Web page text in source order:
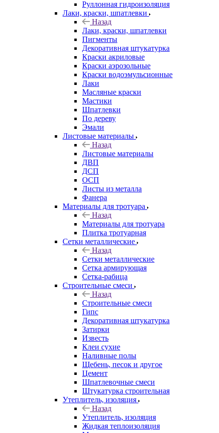
Руллонная гидроизоляция
Лаки, краски, шпатлевки
Назад
Лаки, краски, шпатлевки
Пигменты
Декоративная штукатурка
Краски акриловые
Краски аэрозольные
Краски водоэмульсионные
Лаки
Масляные краски
Мастики
Шпатлевки
По дереву
Эмали
Листовые материалы
Назад
Листовые материалы
ДВП
ДСП
ОСП
Листы из металла
Фанера
Материалы для тротуара
Назад
Материалы для тротуара
Плитка тротуарная
Сетки металлические
Назад
Сетки металлические
Сетка армирующая
Сетка-рабица
Строительные смеси
Назад
Строительные смеси
Гипс
Декоративная штукатурка
Затирки
Известь
Клеи сухие
Наливные полы
Щебень, песок и другое
Цемент
Шпатлевочные смеси
Штукатурка строительная
Утеплитель, изоляция
Назад
Утеплитель, изоляция
Жидкая теплоизоляция